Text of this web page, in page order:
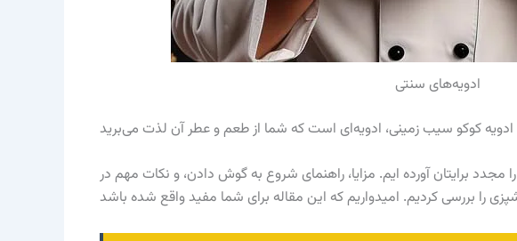
ادویه‌های سنتی
را مجدد برایتان آورده ایم. مزایا، راهنمای شروع به گوش دادن، و نکات مهم در